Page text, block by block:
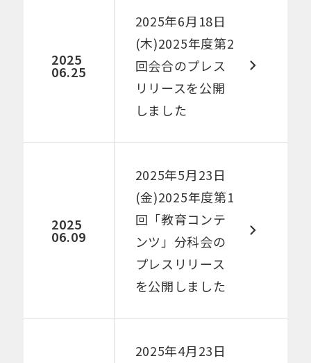
2025
06.25
2025年6月18日
(木)2025年度第2
回会合のプレス
リリースを公開
しました​
2025
06.09
2025年5月23日
(金)2025年度第1
回「教育コンテ
ンツ」分科会の
プレスリリース
を公開しました​
2025年4月23日